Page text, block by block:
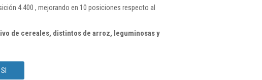
4.400 , mejorando en 10 posiciones respecto al
de cereales, distintos de arroz, leguminosas y